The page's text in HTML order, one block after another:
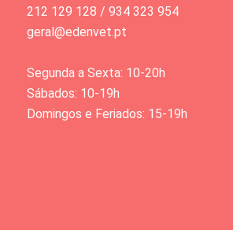
212 129 128 / 934 323 954
geral@edenvet.pt
Segunda a Sexta: 10-20h
Sábados: 10-19h
Domingos e Feriados: 15-19h